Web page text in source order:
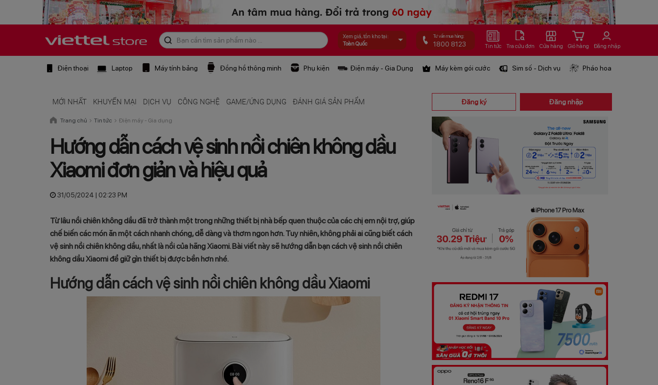
Xem giá, tồn kho tại:
Toàn Quốc
Tư vấn mua hàng:
1800 8123 Tin tức Tra cứu đơn Cửa hàng Giỏ hàng Đăng nhập
Điện thoại Laptop Máy tính bảng Đồng hồ thông minh Phụ kiện Điện máy - Gia Dụng Máy kèm gói cước Sim số - Dịch vụ Pháo hoa
MỚI NHẤT KHUYẾN MẠI DỊCH VỤ CÔNG NGHỆ GAME/ỨNG DỤNG ĐÁNH GIÁ SẢN PHẨM Đăng ký Đăng nhập
Trang chủ Tin tức Điện máy - Gia dụng
Hướng dẫn cách vệ sinh nồi chiên không dầu
Xiaomi đơn giản và hiệu quả
31/05/2024 | 02:23 PM
Từ lâu nồi chiên không dầu đã trở thành một trong những thiết bị nhà bếp quen thuộc của các chị em nội trợ, giúp
chế biến các món ăn một cách nhanh chóng, dễ dàng và thơm ngon hơn. Tuy nhiên, không phải ai cũng biết cách
vệ sinh nồi chiên không dầu, nhất là nồi của hãng Xiaomi. Bài viết này sẽ hướng dẫn bạn cách vệ sinh nồi chiên
không dầu Xiaomi để giữ gìn thiết bị được bền hơn nhé.
Hướng dẫn cách vệ sinh nồi chiên không dầu Xiaomi